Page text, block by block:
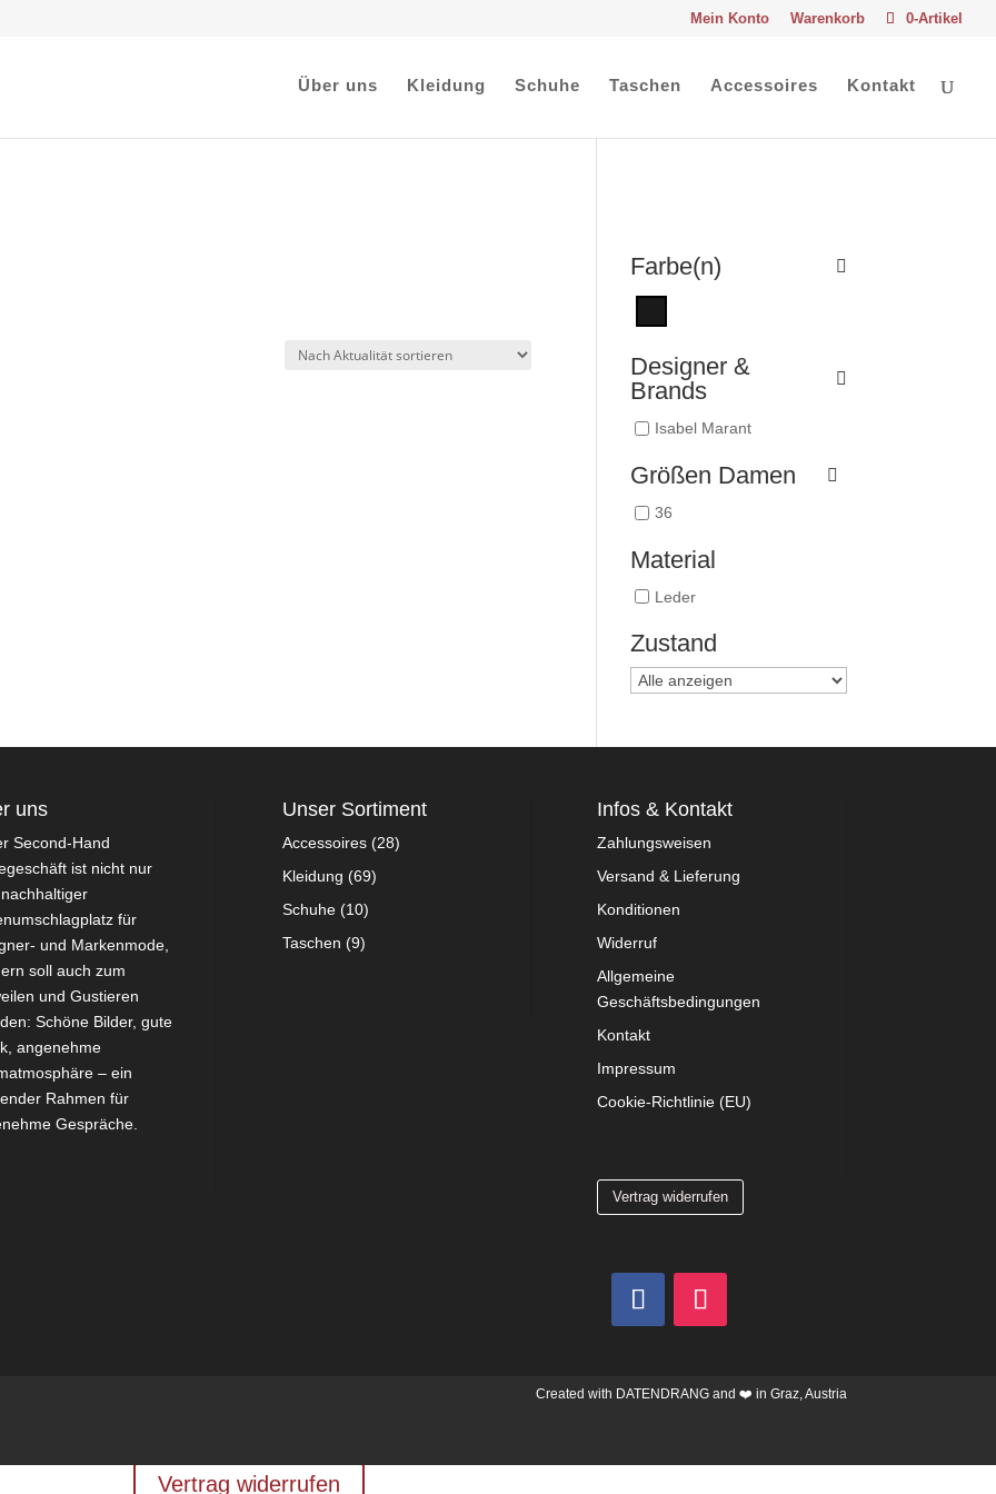
Mein Konto Warenkorb 0-Artikel
Über uns Kleidung Schuhe Taschen Accessoires Kontakt
Farbe(n)
Designer &
Brands
Isabel Marant
Größen Damen
36
Material
Leder
Zustand
uns
Second-Hand
ist nicht nur
für
und Markenmode,
soll auch zum
und Gustieren
Schöne Bilder, gute
angenehme
– ein
Rahmen für
Gespräche.
Unser Sortiment
Accessoires (28)
Kleidung (69)
Schuhe (10)
Taschen (9)
Infos & Kontakt
Zahlungsweisen
Versand & Lieferung
Konditionen
Widerruf
Allgemeine
Geschäftsbedingungen
Kontakt
Impressum
Cookie-Richtlinie (EU)
Vertrag widerrufen
Created with DATENDRANGand ❤️ in Graz, Austria
Vertrag widerrufen